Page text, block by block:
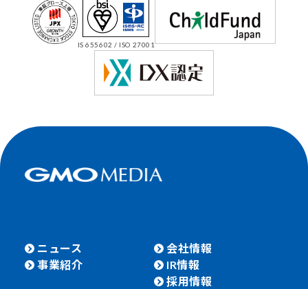
IS 655602 / ISO 27001
ニュース
事業紹介
会社情報
IR情報
採用情報